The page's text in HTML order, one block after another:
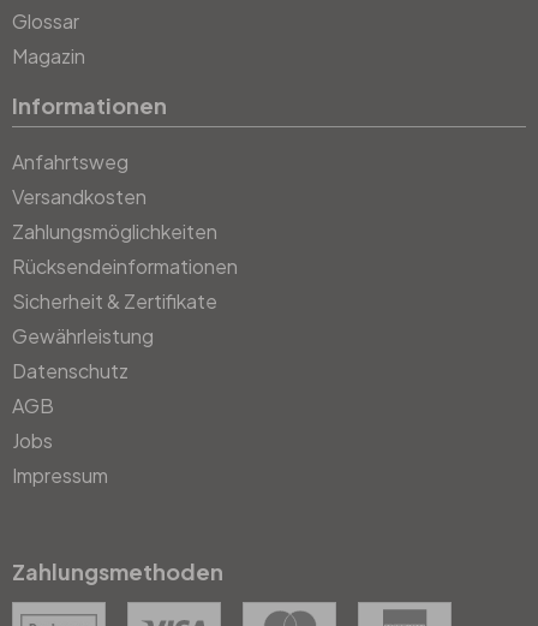
Glossar
Magazin
Informationen
Anfahrtsweg
Versandkosten
Zahlungsmöglichkeiten
Rücksendeinformationen
Sicherheit & Zertifikate
Gewährleistung
Datenschutz
AGB
Jobs
Impressum
Zahlungsmethoden